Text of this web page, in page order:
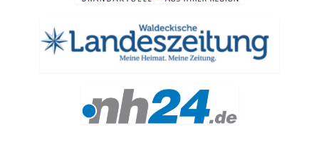
Hilfeleistungslöschgruppenfahrzeug HLF
20
Staffellöschfahrzeug StLF 20/25